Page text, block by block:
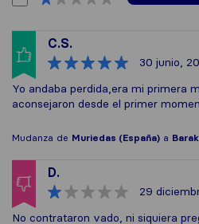
C.S.
30 junio,
Yo andaba perdida,era mi primera
aconsejaron desde el primer
Mudanza de Muriedas (España) a
D.
29
No contrataron vado, ni siquiera